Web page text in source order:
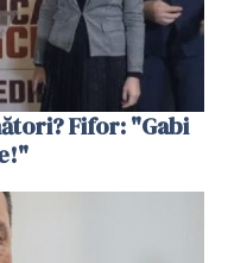
Fifor: "Gabi